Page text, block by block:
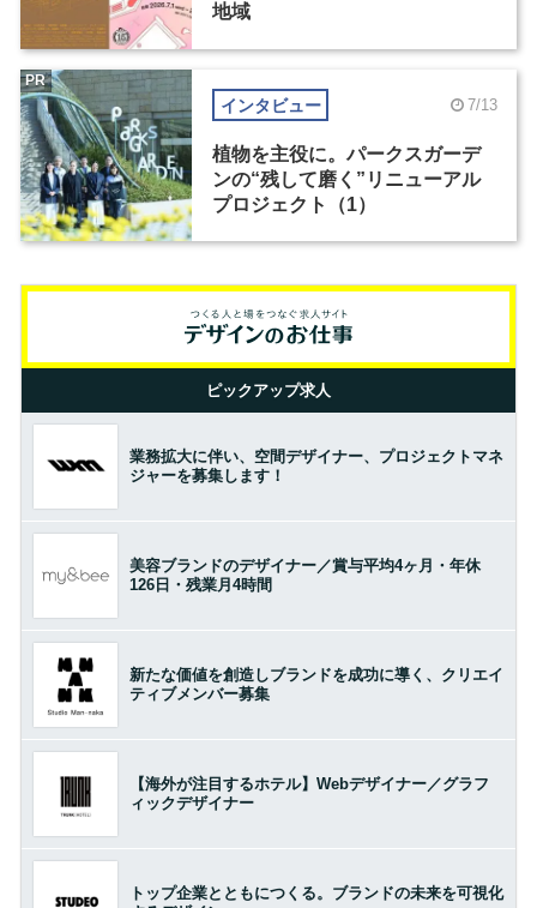
地域
インタビュー 7/13
植物を主役に。パークスガーデ
ンの“残して磨く”リニューアル
プロジェクト（1）
PR
ピックアップ求人
業務拡大に伴い、空間デザイナー、プロジェクトマネ
ジャーを募集します！
美容ブランドのデザイナー／賞与平均4ヶ月・年休
126日・残業月4時間
新たな価値を創造しブランドを成功に導く、クリエイ
ティブメンバー募集
【海外が注目するホテル】Webデザイナー／グラフ
ィックデザイナー
トップ企業とともにつくる。ブランドの未来を可視化